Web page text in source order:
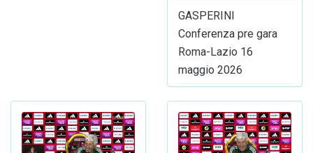
GASPERINI
Conferenza pre gara
Roma-Lazio 16
maggio 2026